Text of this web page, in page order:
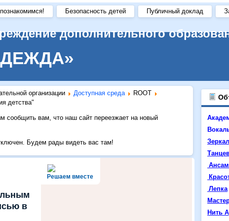
Безопасность детей Публичный доклад
дополнительного
организации Доступная среда
ROOT
детства"
сообщить вам, что наш сайт переезжает на новый
Будем рады видеть вас там!
Решаем вместе
в
Лепка
Нить